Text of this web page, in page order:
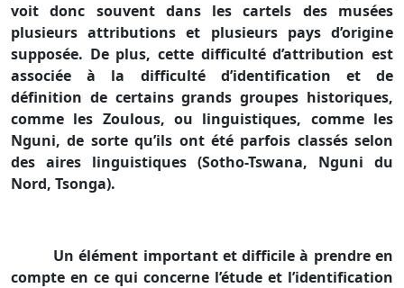
voit donc souvent dans les cartels des musées
plusieurs attributions et plusieurs pays d’origine
supposée. De plus, cette difficulté d’attribution est
associée à la difficulté d’identification et de
définition de certains grands groupes historiques,
comme les Zoulous, ou linguistiques, comme les
Nguni, de sorte qu’ils ont été parfois classés selon
des aires linguistiques (Sotho-Tswana, Nguni du
Nord, Tsonga).
Un élément important et difficile à prendre en
compte en ce qui concerne l’étude et l’identification